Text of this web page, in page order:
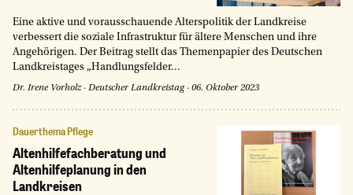
Eine aktive und vorausschauende Alterspolitik der Landkreise
verbessert die soziale Infrastruktur für ältere Menschen und ihre
Angehörigen. Der Beitrag stellt das Themenpapier des Deutschen
Landkreistages „Handlungsfelder...
Dr. Irene Vorholz· Deutscher Landkreistag · 06. Oktober 2023
Dauerthema Pflege
Altenhilfefachberatung und
Altenhilfeplanung in den
Landkreisen